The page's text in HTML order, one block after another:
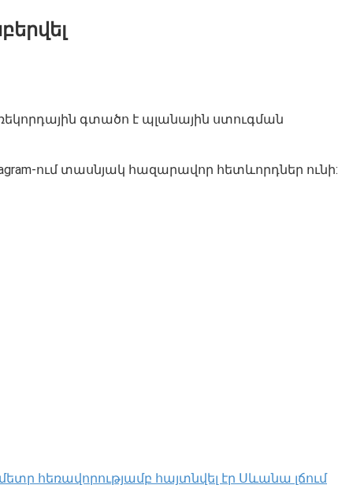
գտածո է պլանային ստուգման
ում տասնյակ հազարավոր հետևորդներ ունի:
հեռավորությամբ հայտնվել էր Սևանա լճում